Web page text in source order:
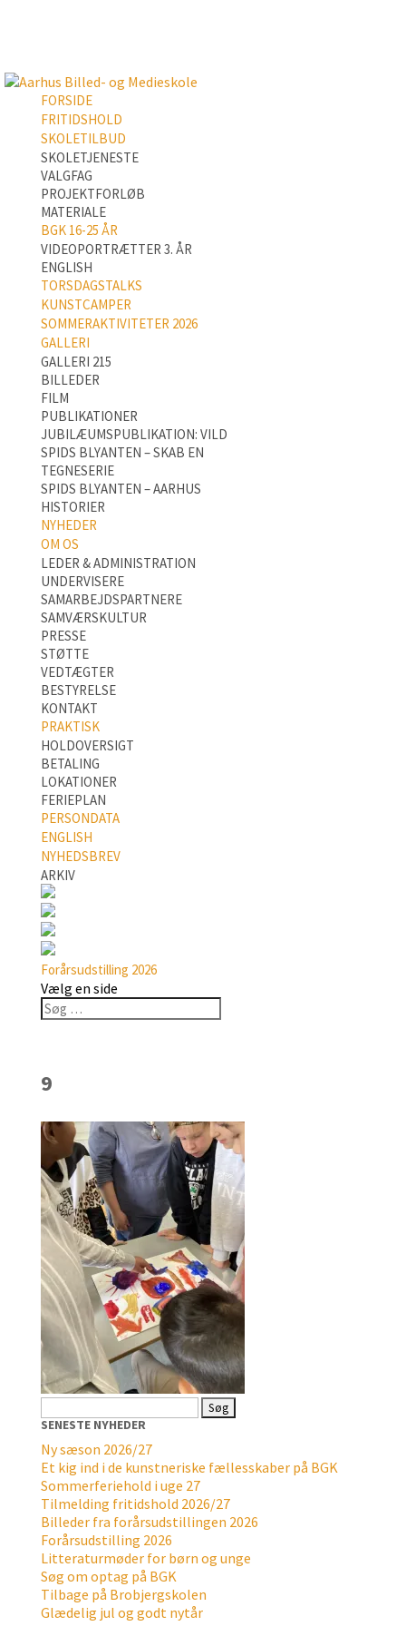
FORSIDE
FRITIDSHOLD
SKOLETILBUD
SKOLETJENESTE
VALGFAG
PROJEKTFORLØB
MATERIALE
BGK 16-25 ÅR
VIDEOPORTRÆTTER 3. ÅR
ENGLISH
TORSDAGSTALKS
KUNSTCAMPER
SOMMERAKTIVITETER 2026
GALLERI
GALLERI 215
BILLEDER
FILM
PUBLIKATIONER
JUBILÆUMSPUBLIKATION: VILD
SPIDS BLYANTEN – SKAB EN
TEGNESERIE
SPIDS BLYANTEN – AARHUS
HISTORIER
NYHEDER
OM OS
LEDER & ADMINISTRATION
UNDERVISERE
SAMARBEJDSPARTNERE
SAMVÆRSKULTUR
PRESSE
STØTTE
VEDTÆGTER
BESTYRELSE
KONTAKT
PRAKTISK
HOLDOVERSIGT
BETALING
LOKATIONER
FERIEPLAN
PERSONDATA
ENGLISH
NYHEDSBREV
ARKIV
Forårsudstilling 2026
Vælg en side
9
efter:
SENESTE NYHEDER
Ny sæson 2026/27
Et kig ind i de kunstneriske fællesskaber på BGK
Sommerferiehold i uge 27
Tilmelding fritidshold 2026/27
Billeder fra forårsudstillingen 2026
Forårsudstilling 2026
Litteraturmøder for børn og unge
Søg om optag på BGK
Tilbage på Brobjergskolen
Glædelig jul og godt nytår